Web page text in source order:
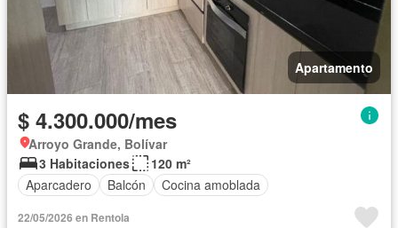
Apartamento
$ 4.300.000/mes
Arroyo Grande, Bolívar
3 Habitaciones
120 m²
Aparcadero
Balcón Cocina amoblada
22/05/2026 en Rentola